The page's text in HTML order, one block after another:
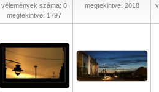
vélemények száma: 0
megtekintve: 1797
megtekintve: 2018